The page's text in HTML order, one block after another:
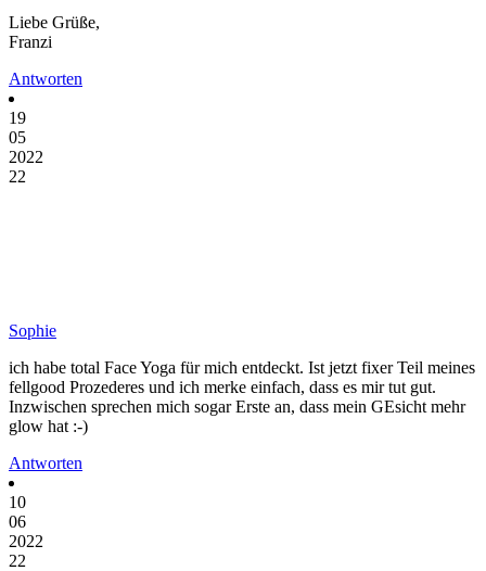
Liebe Grüße,
Franzi
Antworten
19
05
2022
22
Sophie
ich habe total Face Yoga für mich entdeckt. Ist jetzt fixer Teil meines
fellgood Prozederes und ich merke einfach, dass es mir tut gut.
Inzwischen sprechen mich sogar Erste an, dass mein GEsicht mehr
glow hat :-)
Antworten
10
06
2022
22